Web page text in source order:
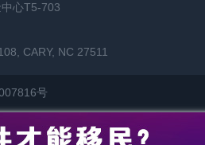
心T5-703
CARY, NC 27511
号